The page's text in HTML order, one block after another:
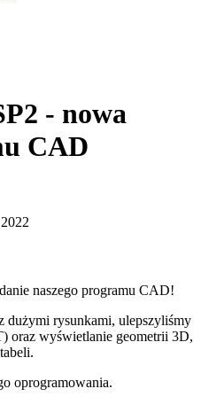
- nowa
CAD
naszego programu CAD!
dużymi rysunkami, ulepszyliśmy
oraz wyświetlanie geometrii 3D,
oprogramowania.